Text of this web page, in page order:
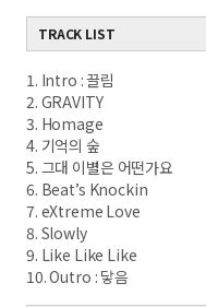
TRACK LIST
1. Intro : 끌림
2. GRAVITY
3. Homage
4. 기억의 숲
5. 그대 이별은 어떤가요
6. Beat’s Knockin
7. eXtreme Love
8. Slowly
9. Like Like Like
10. Outro : 닿음